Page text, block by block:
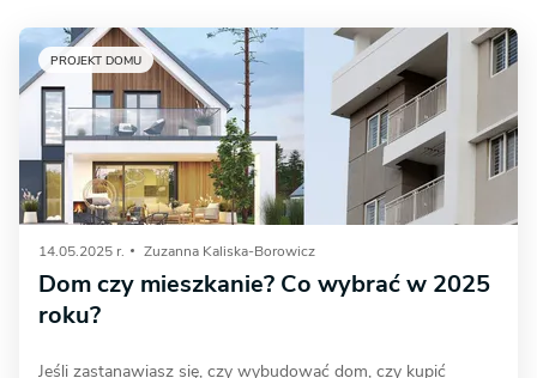
PROJEKT DOMU
14.05.2025 r. Zuzanna Kaliska-Borowicz
Dom czy mieszkanie? Co wybrać w 2025
roku?
Jeśli zastanawiasz się, czy wybudować dom, czy kupić